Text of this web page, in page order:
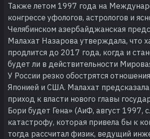
Также летом 1997 года на
конгрессе уфологов, астрологов и
Челябинском азербайджанская
Малахат Назарова утверждала, что
продлится до 2017 года, когда и
будет ли в действительности
У России резко обострятся
Японией и США. Малахат
приход к власти нового главы
Бори будет Гена» (АиФ, август 1997,
катастрофу, которая привела бы к
тогда рассчитал физик, ведущий